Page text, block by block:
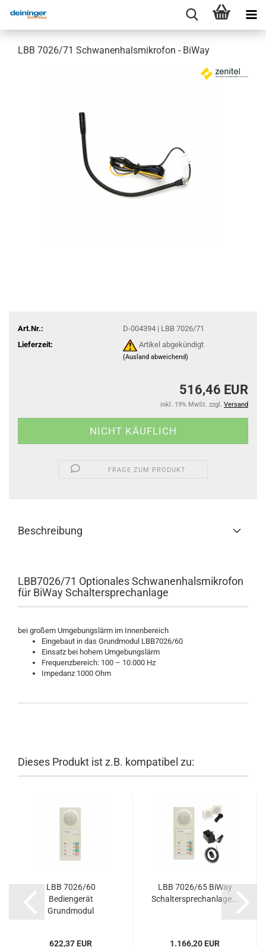
LBB 7026/71 Schwanenhalsmikrofon - BiWay
Art.Nr.:
D-004394 | LBB 7026/71
Lieferzeit:
Artikel abgekündigt
(Ausland abweichend)
516,46 EUR
inkl. 19% MwSt. zzgl. Versand
FRAGE ZUM PRODUKT
Beschreibung
LBB7026/71 Optionales Schwanenhalsmikrofon
für BiWay Schaltersprechanlage
bei großem Umgebungslärm im Innenbereich
Eingebaut in das Grundmodul LBB7026/60
Einsatz bei hohem Umgebungslärm
Frequenzbereich: 100 – 10.000 Hz
Impedanz 1000 Ohm
Dieses Produkt ist z.B. kompatibel zu:
LBB 7026/60
Bediengerät
Grundmodul
622,37 EUR
LBB 7026/65 BiWay
Schaltersprechanlage...
1.166,20 EUR